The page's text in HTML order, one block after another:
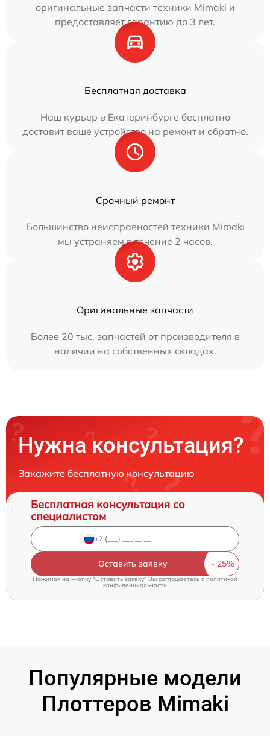
оригинальные запчасти техники Mimaki и
предоставляет гарантию до 3 лет.
Бесплатная доставка
Наш курьер в Екатеринбурге бесплатно
доставит ваше устройство на ремонт и обратно.
Срочный ремонт
Большинство неисправностей техники Mimaki
мы устраняем в течение 2 часов.
Оригинальные запчасти
Более 20 тыс. запчастей от производителя в
наличии на собственных складах.
Нужна консультация?
Закажите бесплатную консультацию
Бесплатная консультация со
специалистом
Оставить заявку
Нажимая на кнопку "Оставить заявку" Вы соглашаетесь cполитикой
конфиденциальности
Популярные модели
Плоттеров Mimaki